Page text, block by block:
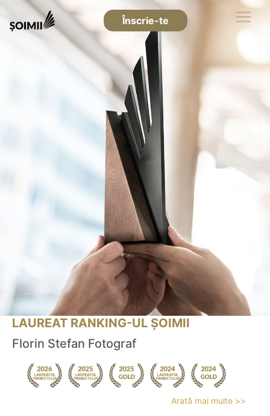
Înscrie-te
LAUREAT RANKING-UL ȘOIMII
Florin Stefan Fotograf
Arată mai multe >>